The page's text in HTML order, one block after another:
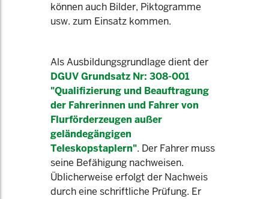
können auch Bilder, Piktogramme
usw. zum Einsatz kommen.
Als Ausbildungsgrundlage dient der
DGUV Grundsatz Nr: 308-001
"Qualifizierung und Beauftragung
der Fahrerinnen und Fahrer von
Flurförderzeugen außer
geländegängigen
Teleskopstaplern". Der Fahrer muss
seine Befähigung nachweisen.
Üblicherweise erfolgt der Nachweis
durch eine schriftliche Prüfung. Er